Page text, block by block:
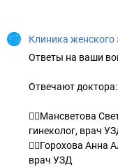
Клиника женского
Ответы на ваши
Отвечают доктора:
👩‍⚕Мансветова
гинеколог, врач
👩‍⚕Горохова Анна
врач УЗД